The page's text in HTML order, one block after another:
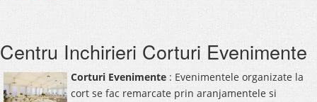
Centru Inchirieri Corturi Evenimente
Corturi Evenimente : Evenimentele organizate la
cort se fac remarcate prin aranjamentele si